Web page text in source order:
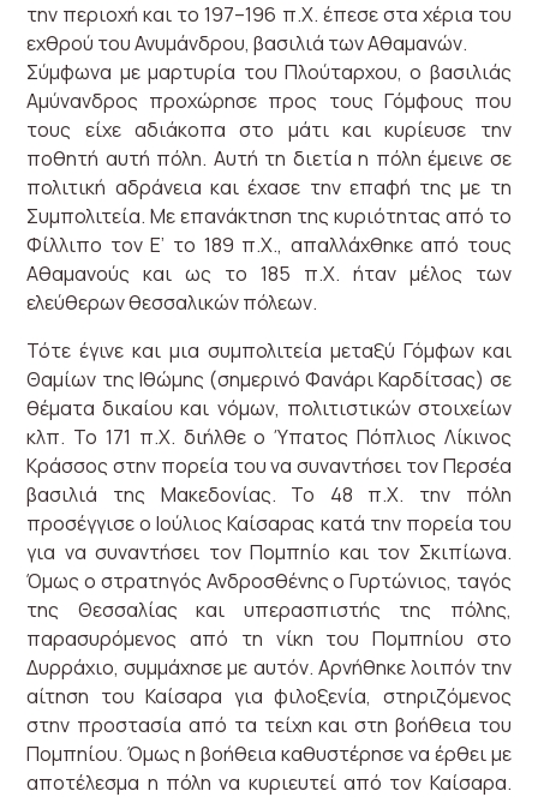
την περιοχή και το 197–196 π.Χ. έπεσε στα χέρια του
εχθρού του Ανυμάνδρου, βασιλιά των Αθαμανών.
Σύμφωνα με μαρτυρία του Πλούταρχου, ο βασιλιάς
Αμύνανδρος προχώρησε προς τους Γόμφους που
τους είχε αδιάκοπα στο μάτι και κυρίευσε την
ποθητή αυτή πόλη. Αυτή τη διετία η πόλη έμεινε σε
πολιτική αδράνεια και έχασε την επαφή της με τη
Συμπολιτεία. Με επανάκτηση της κυριότητας από το
Φίλλιπο τον Ε’ το 189 π.Χ., απαλλάχθηκε από τους
Αθαμανούς και ως το 185 π.Χ. ήταν μέλος των
ελεύθερων θεσσαλικών πόλεων.
Τότε έγινε και μια συμπολιτεία μεταξύ Γόμφων και
Θαμίων της Ιθώμης (σημερινό Φανάρι Καρδίτσας) σε
θέματα δικαίου και νόμων, πολιτιστικών στοιχείων
κλπ. Το 171 π.Χ. διήλθε ο Ύπατος Πόπλιος Λίκινος
Κράσσος στην πορεία του να συναντήσει τον Περσέα
βασιλιά της Μακεδονίας. Το 48 π.Χ. την πόλη
προσέγγισε ο Ιούλιος Καίσαρας κατά την πορεία του
για να συναντήσει τον Πομπηίο και τον Σκιπίωνα.
Όμως ο στρατηγός Ανδροσθένης ο Γυρτώνιος, ταγός
της Θεσσαλίας και υπερασπιστής της πόλης,
παρασυρόμενος από τη νίκη του Πομπηίου στο
Δυρράχιο, συμμάχησε με αυτόν. Αρνήθηκε λοιπόν την
αίτηση του Καίσαρα για φιλοξενία, στηριζόμενος
στην προστασία από τα τείχη και στη βοήθεια του
Πομπηίου. Όμως η βοήθεια καθυστέρησε να έρθει με
αποτέλεσμα η πόλη να κυριευτεί από τον Καίσαρα.